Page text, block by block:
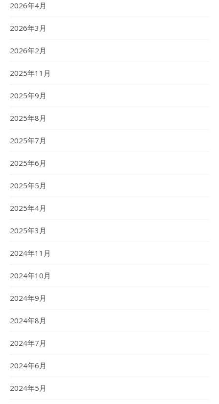
2026年4月
2026年3月
2026年2月
2025年11月
2025年9月
2025年8月
2025年7月
2025年6月
2025年5月
2025年4月
2025年3月
2024年11月
2024年10月
2024年9月
2024年8月
2024年7月
2024年6月
2024年5月